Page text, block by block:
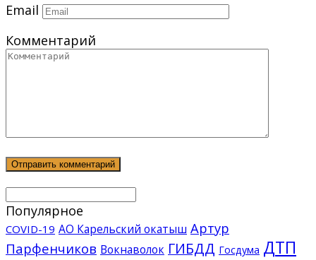
Email
Комментарий
Популярное
COVID-19 АО Карельский окатыш Артур
Парфенчиков Вокнаволок ГИБДД Госдума ДТП